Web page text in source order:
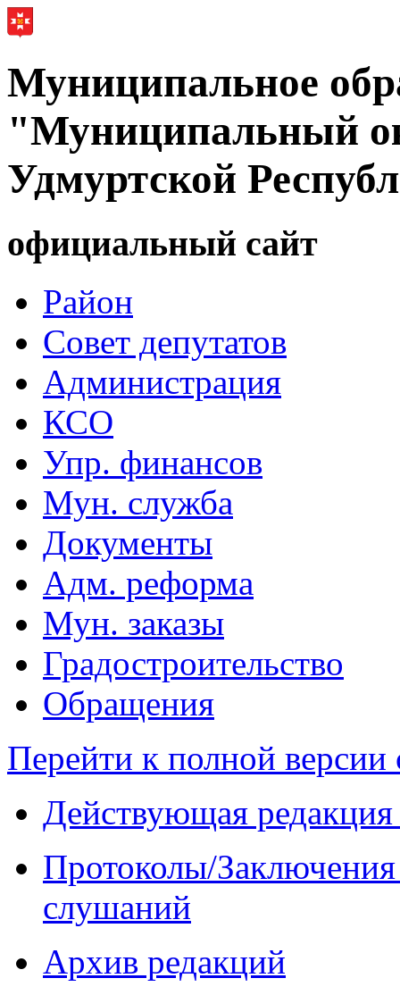
Муниципальное
"Муниципальный
Удмуртской
официальный сайт
Район
Совет депутатов
Администрация
КСО
Упр. финансов
Мун. служба
Документы
Адм. реформа
Мун. заказы
Градостроительство
Обращения
Перейти к полной версии
Действующая редакция
Протоколы/
слушаний
Архив редакций